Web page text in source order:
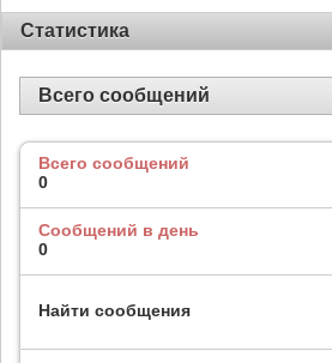
Статистика
Всего сообщений
Всего сообщений
0
Сообщений в день
0
Найти сообщения